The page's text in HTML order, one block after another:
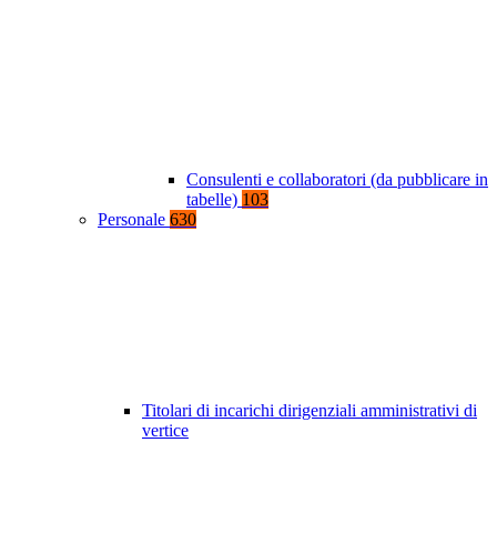
Consulenti e collaboratori (da pubblicare in
tabelle) 103
Personale 630
Titolari di incarichi dirigenziali amministrativi di
vertice